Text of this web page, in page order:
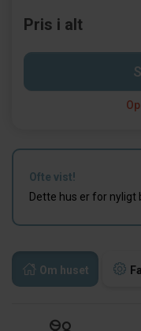
Om huset
Pris i alt
Ofte vist!
Dette hus er for nyligt